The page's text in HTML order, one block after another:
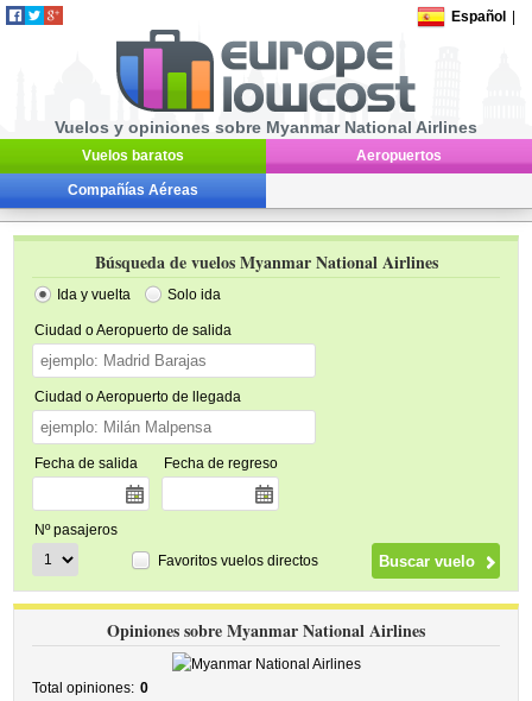
Español
Vuelos y opiniones sobre Myanmar National Airlines
Vuelos baratos Aeropuertos
Compañías Aéreas
Búsqueda de vuelos Myanmar National Airlines
Ida y vuelta Solo ida
Ciudad o Aeropuerto de salida
Ciudad o Aeropuerto de llegada
Fecha de salida Fecha de regreso
Nº pasajeros
Favoritos vuelos directos
Opiniones sobre Myanmar National Airlines
Total opiniones: 0